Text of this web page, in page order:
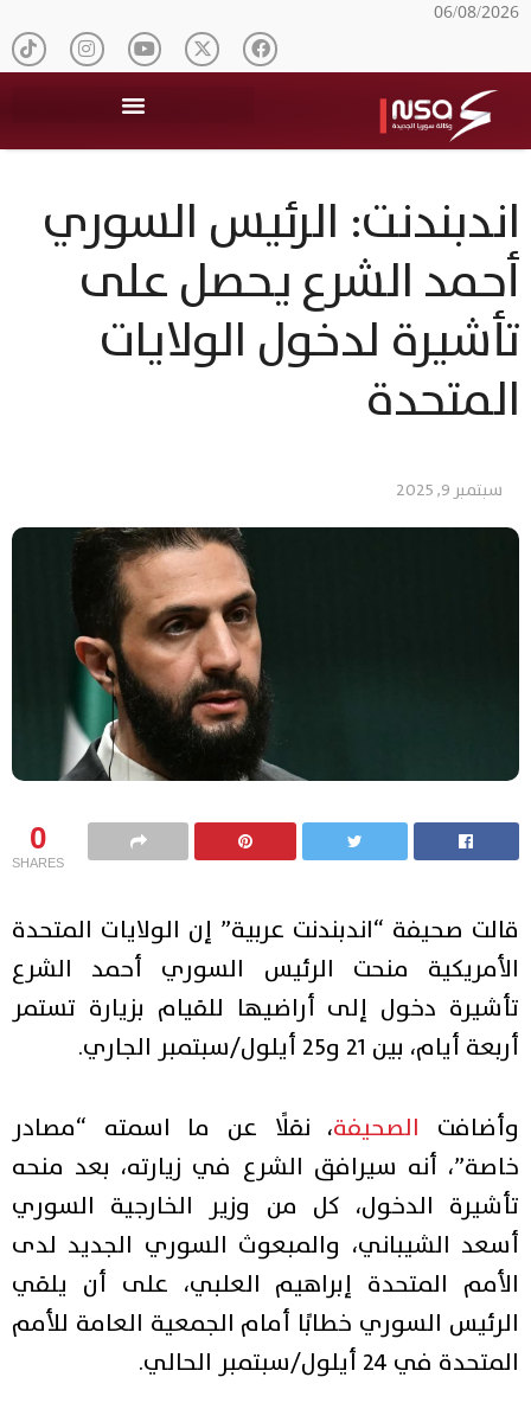
06/08/2026
اندبندنت: الرئيس السوري
أحمد الشرع يحصل على
تأشيرة لدخول الولايات
المتحدة
سبتمبر 9, 2025
0
SHARES
قالت صحيفة “اندبندنت عربية” إن الولايات المتحدة
الأمريكية منحت الرئيس السوري أحمد الشرع
تأشيرة دخول إلى أراضيها للقيام بزيارة تستمر
أربعة أيام، بين 21 و25 أيلول/سبتمبر الجاري.
وأضافت الصحيفة، نقلًا عن ما اسمته “مصادر
خاصة”، أنه سيرافق الشرع في زيارته، بعد منحه
تأشيرة الدخول، كل من وزير الخارجية السوري
أسعد الشيباني، والمبعوث السوري الجديد لدى
الأمم المتحدة إبراهيم العلبي، على أن يلقي
الرئيس السوري خطابًا أمام الجمعية العامة للأمم
المتحدة في 24 أيلول/سبتمبر الحالي.